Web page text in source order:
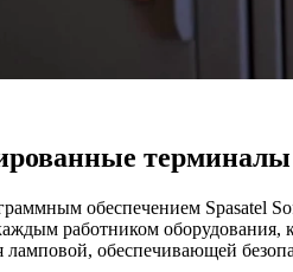
терминалы
обеспечением Spasatel
работником
обеспечивающей